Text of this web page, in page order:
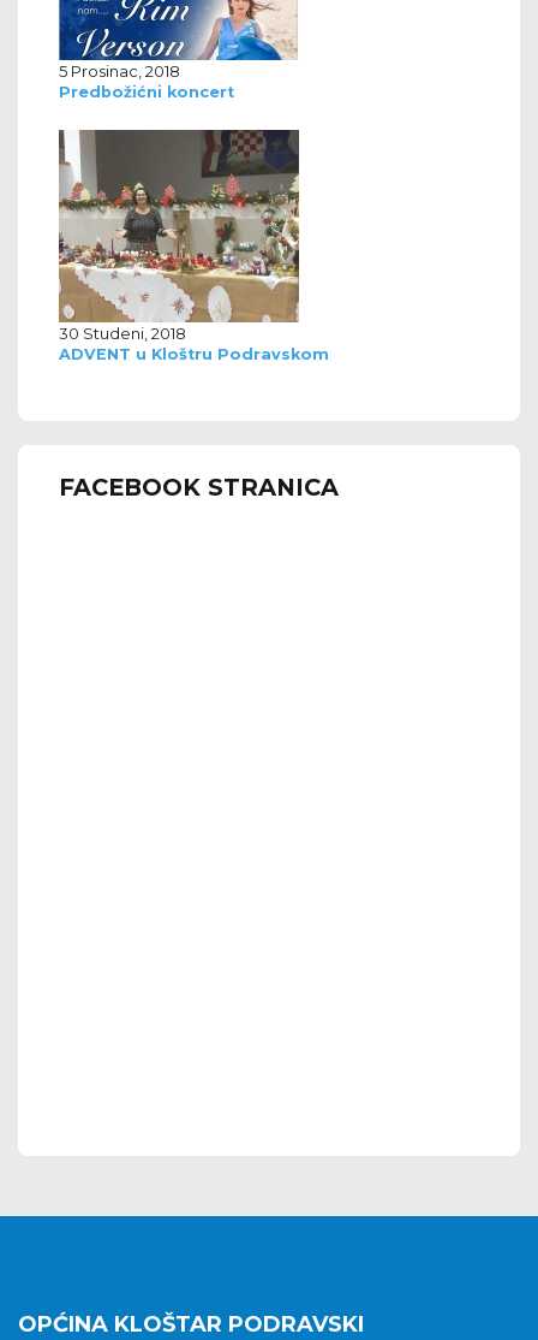
5 Prosinac, 2018
Predbožićni koncert
30 Studeni, 2018
ADVENT u Kloštru Podravskom
FACEBOOK STRANICA
OPĆINA KLOŠTAR PODRAVSKI